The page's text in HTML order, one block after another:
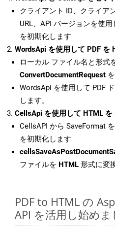
クライアント ID、クライア
URL、API バージョンを使用
を初期化します
WordsApi を使用して PDF を
ローカル ファイル名と形式
ConvertDocumentRequest
WordsApi を使用して PDF
します。
CellsApi を使用して HTML
CellsAPI から SaveFormat
を初期化します
ファイルを HTML 形式に変
PDF to HTML の
API を活用し始めま